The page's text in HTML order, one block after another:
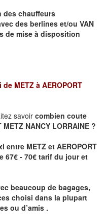
des chauffeurs
des berlines et/ou VAN
de mise à disposition
de METZ à AEROPORT
savoir combien coute
NANCY LORRAINE ?
entre METZ et AEROPORT
67€ - 70€ tarif du jour et
beaucoup de bagages,
choisi dans la plupart
ou d’amis .